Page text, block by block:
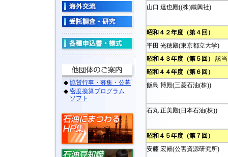
山口 達也殿((株)鐵興社)
昭和４２年度（第４回）
平田 光穂殿(東京都立大学)
昭和４３年度（第５回）
該
昭和４４年度（第６回）
飯島 博殿(三菱石油(株))
石丸 正美殿(日本石油(株))
昭和４５年度（第７回）
安藤 宏殿(公害資源研究所)